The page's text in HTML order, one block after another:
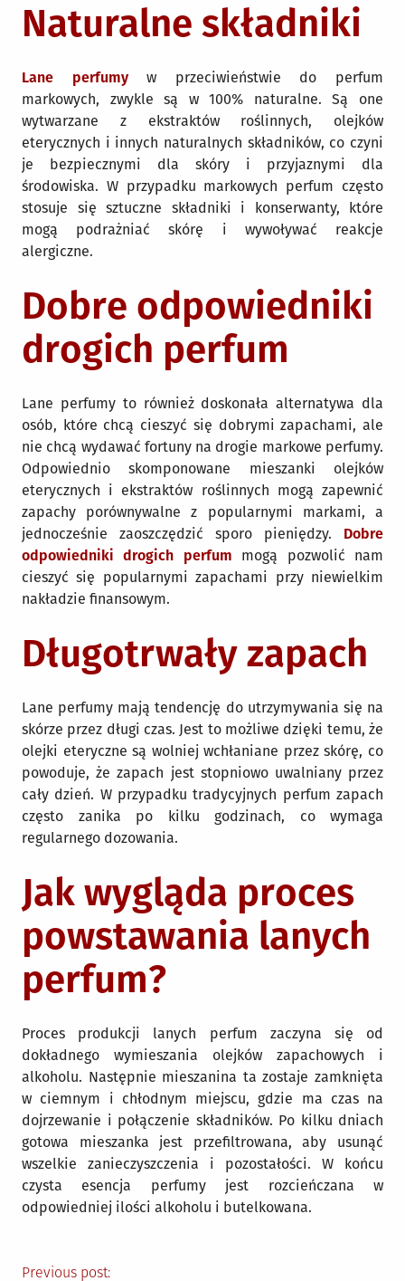
Naturalne składniki
Lane perfumyw przeciwieństwie do perfum
markowych, zwykle są w 100% naturalne. Są one
wytwarzane z ekstraktów roślinnych, olejków
eterycznych i innych naturalnych składników, co czyni
je bezpiecznymi dla skóry i przyjaznymi dla
środowiska. W przypadku markowych perfum często
stosuje się sztuczne składniki i konserwanty, które
mogą podrażniać skórę i wywoływać reakcje
alergiczne.
Dobre odpowiedniki
drogich perfum
Lane perfumy to również doskonała alternatywa dla
osób, które chcą cieszyć się dobrymi zapachami, ale
nie chcą wydawać fortuny na drogie markowe perfumy.
Odpowiednio skomponowane mieszanki olejków
eterycznych i ekstraktów roślinnych mogą zapewnić
zapachy porównywalne z popularnymi markami, a
jednocześnie zaoszczędzić sporo pieniędzy. Dobre
odpowiedniki drogich perfum mogą pozwolić nam
cieszyć się popularnymi zapachami przy niewielkim
nakładzie finansowym.
Długotrwały zapach
Lane perfumy mają tendencję do utrzymywania się na
skórze przez długi czas. Jest to możliwe dzięki temu, że
olejki eteryczne są wolniej wchłaniane przez skórę, co
powoduje, że zapach jest stopniowo uwalniany przez
cały dzień. W przypadku tradycyjnych perfum zapach
często zanika po kilku godzinach, co wymaga
regularnego dozowania.
Jak wygląda proces
powstawania lanych
perfum?
Proces produkcji lanych perfum zaczyna się od
dokładnego wymieszania olejków zapachowych i
alkoholu. Następnie mieszanina ta zostaje zamknięta
w ciemnym i chłodnym miejscu, gdzie ma czas na
dojrzewanie i połączenie składników. Po kilku dniach
gotowa mieszanka jest przefiltrowana, aby usunąć
wszelkie zanieczyszczenia i pozostałości. W końcu
czysta esencja perfumy jest rozcieńczana w
odpowiedniej ilości alkoholu i butelkowana.
Previous post: